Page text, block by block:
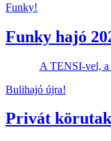
Funky!
Funky hajó
A TENSI-vel, a
Bulihajó újra!
Privát körutak